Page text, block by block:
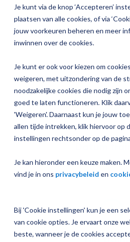
Je kunt via de knop ‘Accepteren’
plaatsen van alle cookies, of via
jouw voorkeuren beheren en meer
inwinnen over de cookies.
Je kunt er ook voor kiezen om
weigeren, met uitzondering van de
noodzakelijke cookies die nodig zijn
goed te laten functioneren. Klik
'Weigeren'. Daarnaast kun je jouw
allen tijde intrekken, klik hiervoor op
instellingen rechtsonder op de
Je kan hieronder een keuze maken.
vind je in ons privacybeleid en
Bij 'Cookie instellingen' kun je een
van cookie opties. Je ervaart onze
beste, wanneer je de cookies
Bekijk overige opties
16 december